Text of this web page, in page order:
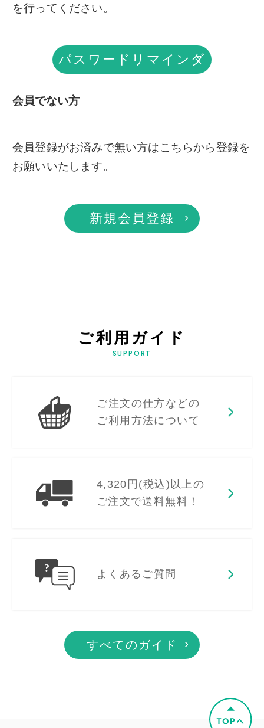
を行ってください。
パスワードリマインダ
会員でない方
会員登録がお済みで無い方はこちらから登録を
お願いいたします。
新規会員登録
ご利用ガイド
SUPPORT
ご注文の仕方などの
ご利用方法について
4,320円(税込)以上の
ご注文で送料無料！
よくあるご質問
すべてのガイド